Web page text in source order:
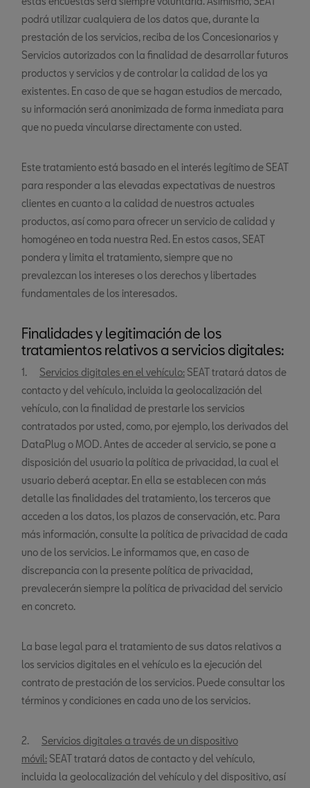
podrá utilizar cualquiera de los datos que, durante la
prestación de los servicios, reciba de los Concesionarios y
Servicios autorizados con la finalidad de desarrollar futuros
productos y servicios y de controlar la calidad de los ya
existentes. En caso de que se hagan estudios de mercado,
su información será anonimizada de forma inmediata para
que no pueda vincularse directamente con usted.
Este tratamiento está basado en el interés legítimo de SEAT
para responder a las elevadas expectativas de nuestros
clientes en cuanto a la calidad de nuestros actuales
productos, así como para ofrecer un servicio de calidad y
homogéneo en toda nuestra Red. En estos casos, SEAT
pondera y limita el tratamiento, siempre que no
prevalezcan los intereses o los derechos y libertades
fundamentales de los interesados.
Finalidades y legitimación de los
tratamientos relativos a servicios digitales:
1. Servicios digitales en el vehículo: SEAT tratará datos de
contacto y del vehículo, incluida la geolocalización del
vehículo, con la finalidad de prestarle los servicios
contratados por usted, como, por ejemplo, los derivados del
DataPlug o MOD. Antes de acceder al servicio, se pone a
disposición del usuario la política de privacidad, la cual el
usuario deberá aceptar. En ella se establecen con más
detalle las finalidades del tratamiento, los terceros que
acceden a los datos, los plazos de conservación, etc. Para
más información, consulte la política de privacidad de cada
uno de los servicios. Le informamos que, en caso de
discrepancia con la presente política de privacidad,
prevalecerán siempre la política de privacidad del servicio
en concreto.
La base legal para el tratamiento de sus datos relativos a
los servicios digitales en el vehículo es la ejecución del
contrato de prestación de los servicios. Puede consultar los
términos y condiciones en cada uno de los servicios.
2. Servicios digitales a través de un dispositivo
móvil: SEAT tratará datos de contacto y del vehículo,
incluida la geolocalización del vehículo y del dispositivo, así